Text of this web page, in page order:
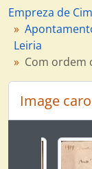
Empreza de
Leiria
Com ordem
Image